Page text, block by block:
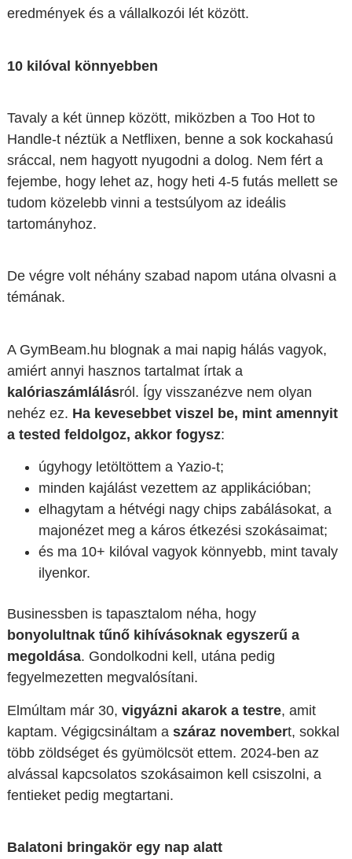
eredmények és a vállalkozói lét között.
10 kilóval könnyebben
Tavaly a két ünnep között, miközben a Too Hot to
Handle-t néztük a Netflixen, benne a sok kockahasú
sráccal, nem hagyott nyugodni a dolog. Nem fért a
fejembe, hogy lehet az, hogy heti 4-5 futás mellett se
tudom közelebb vinni a testsúlyom az ideális
tartományhoz.
De végre volt néhány szabad napom utána olvasni a
témának.
A GymBeam.hu blognak a mai napig hálás vagyok,
amiért annyi hasznos tartalmat írtak a
kalóriaszámlálásról. Így visszanézve nem olyan
nehéz ez. Ha kevesebbet viszel be, mint amennyit
a tested feldolgoz, akkor fogysz:
úgyhogy letöltöttem a Yazio-t;
minden kajálást vezettem az applikációban;
elhagytam a hétvégi nagy chips zabálásokat, a
majonézet meg a káros étkezési szokásaimat;
és ma 10+ kilóval vagyok könnyebb, mint tavaly
ilyenkor.
Businessben is tapasztalom néha, hogy
bonyolultnak tűnő kihívásoknak egyszerű a
megoldása. Gondolkodni kell, utána pedig
fegyelmezetten megvalósítani.
Elmúltam már 30, vigyázni akarok a testre, amit
kaptam. Végigcsináltam a száraz novembert, sokkal
több zöldséget és gyümölcsöt ettem. 2024-ben az
alvással kapcsolatos szokásaimon kell csiszolni, a
fentieket pedig megtartani.
Balatoni bringakör egy nap alatt